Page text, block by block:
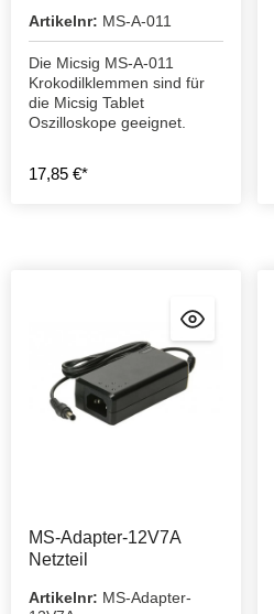
Artikelnr: MS-A-011
Die Micsig MS-A-011
Krokodilklemmen sind für
die Micsig Tablet
Oszilloskope geeignet.
17,85 €*
MS-Adapter-12V7A
Netzteil
Artikelnr: MS-Adapter-